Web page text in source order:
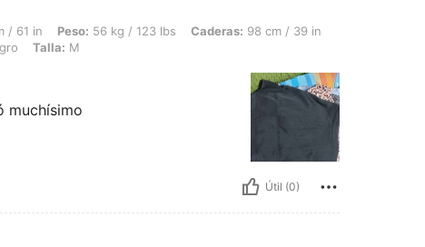
56 kg / 123 lbs, Caderas: 98 cm / 39 in, Cintura: 78 cm / 31 in, Busto: 85 cm / 33
/ 61 in Peso: 56 kg / 123 lbs Caderas: 98 cm / 39 in
Talla: M
muchísimo
Útil (0)